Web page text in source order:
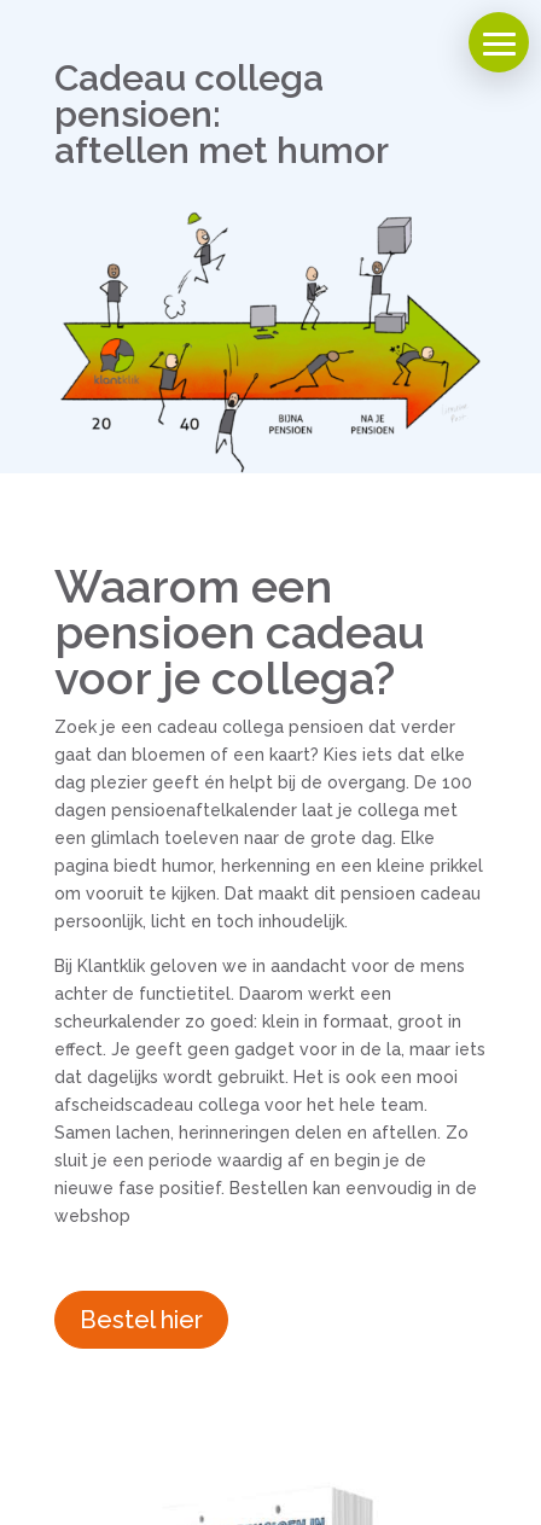
Cadeau collega
pensioen:
aftellen met humor
Waarom een
pensioen cadeau
voor je collega?
Zoek je een cadeau collega pensioen dat verder
gaat dan bloemen of een kaart? Kies iets dat elke
dag plezier geeft én helpt bij de overgang. De 100
dagen pensioenaftelkalender laat je collega met
een glimlach toeleven naar de grote dag. Elke
pagina biedt humor, herkenning en een kleine prikkel
om vooruit te kijken. Dat maakt dit pensioen cadeau
persoonlijk, licht en toch inhoudelijk.
Bij Klantklik geloven we in aandacht voor de mens
achter de functietitel. Daarom werkt een
scheurkalender zo goed: klein in formaat, groot in
effect. Je geeft geen gadget voor in de la, maar iets
dat dagelijks wordt gebruikt. Het is ook een mooi
afscheidscadeau collega voor het hele team.
Samen lachen, herinneringen delen en aftellen. Zo
sluit je een periode waardig af en begin je de
nieuwe fase positief. Bestellen kan eenvoudig in de
webshop
Bestel hier